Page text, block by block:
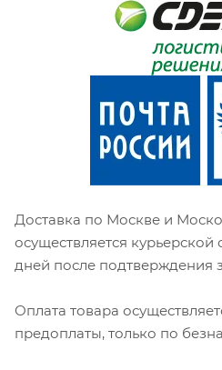
Доставка по Москве и
осуществляется
дней после подтверждения
Оплата товара
предоплаты, только по